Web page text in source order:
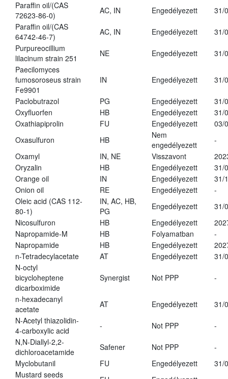
Paraffin oil/(CAS
72623-86-0)
AC, IN Engedélyezett
31/
Paraffin oil/(CAS
64742-46-7)
AC, IN Engedélyezett
31/
Purpureocillium
lilacinum strain 251
NE Engedélyezett
31/
Paecilomyces
fumosoroseus strain
Fe9901
IN Engedélyezett 31/
Paclobutrazol PG Engedélyezett
31/
Oxyfluorfen
HB Engedélyezett
31/
Oxathiapiprolin
FU Engedélyezett
03/
Oxasulfuron
HB
Nem
engedélyezett
-
Oxamyl
IN, NE Visszavont
Oryzalin
HB Engedélyezett
31/
Orange oil
IN Engedélyezett
31/
Onion oil
RE Engedélyezett
-
Oleic acid (CAS 112-
80-1)
IN, AC, HB,
PG
Engedélyezett
31/
Nicosulfuron
HB Engedélyezett
Napropamide-M
HB Folyamatban
-
Napropamide
HB Engedélyezett
n-Tetradecylacetate
AT Engedélyezett
31/
N-octyl
bicycloheptene
dicarboximide
Synergist Not PPP -
n-hexadecanyl
acetate
AT Engedélyezett
31/
N-Acetyl thiazolidin-
4-carboxylic acid
- Not PPP
-
N,N-Diallyl-2,2-
dichloroacetamide
Safener Not PPP
-
Myclobutanil
FU Engedélyezett
31/
Mustard seeds